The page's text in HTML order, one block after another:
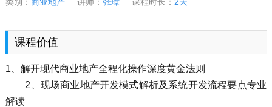
课程价值
1、解开现代商业地产全程化操作深度黄金法则
2、现场商业地产开发模式解析及系统开发流程要点专业
解读